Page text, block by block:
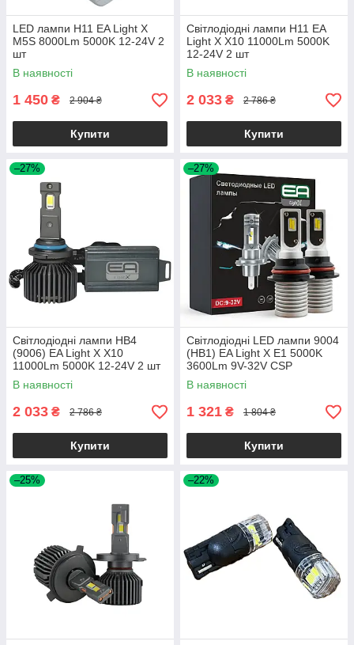
LED лампи H11 EA Light X
M5S 8000Lm 5000K 12-24V 2
шт
В наявності
1 450 ₴ 2 904 ₴
Купити
Світлодіодні лампи H11 EA
Light X X10 11000Lm 5000K
12-24V 2 шт
В наявності
2 033 ₴ 2 786 ₴
Купити
–27%
Світлодіодні лампи HB4
(9006) EA Light X X10
11000Lm 5000K 12-24V 2 шт
В наявності
2 033 ₴ 2 786 ₴
Купити
–27%
Світлодіодні LED лампи 9004
(HB1) EA Light X E1 5000K
3600Lm 9V-32V CSP
(комплект 2 шт.)
В наявності
1 321 ₴ 1 804 ₴
Купити
–25% –22%